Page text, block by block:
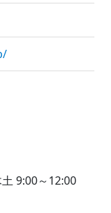
9:00～12:00